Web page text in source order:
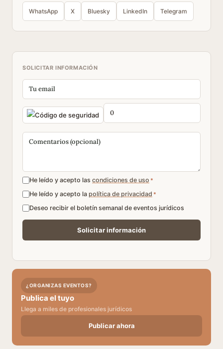
WhatsApp X Bluesky LinkedIn Telegram
SOLICITAR INFORMACIÓN
He leído y acepto las condiciones de uso *
He leído y acepto la política de privacidad *
Deseo recibir el boletín semanal de eventos jurídicos
¿ORGANIZAS EVENTOS?
Publica el tuyo
Llega a miles de profesionales jurídicos
Publicar ahora